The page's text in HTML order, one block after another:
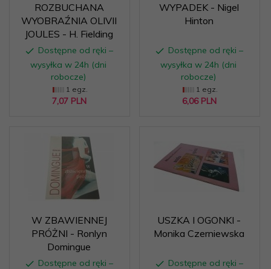
ROZBUCHANA
WYOBRAŹNIA OLIVII
JOULES - H. Fielding
Dostępne od ręki –
wysyłka w 24h (dni
robocze)
1 egz.
7,07 PLN
WYPADEK - Nigel
Hinton
Dostępne od ręki –
wysyłka w 24h (dni
robocze)
1 egz.
6,06 PLN
W ZBAWIENNEJ
PRÓŻNI - Ronlyn
Domingue
Dostępne od ręki –
USZKA I OGONKI -
Monika Czerniewska
Dostępne od ręki –